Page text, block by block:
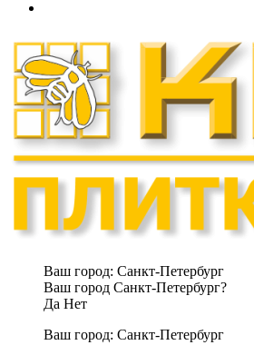
Ваш город: Санкт-Петербург
Ваш город Санкт-Петербург?
Да Нет
Ваш город: Санкт-Петербург